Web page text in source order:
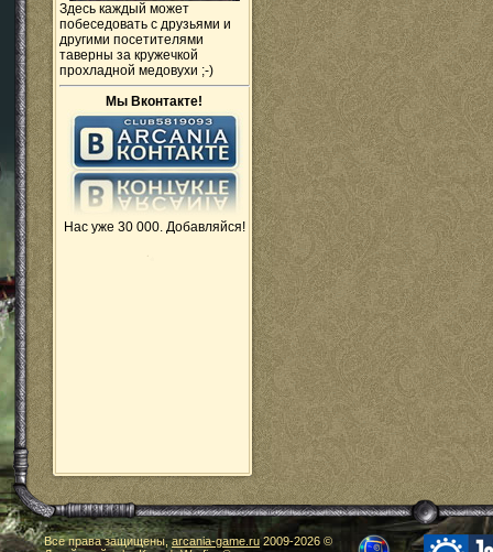
Здесь каждый может
побеседовать с друзьями и
другими посетителями
таверны за кружечкой
прохладной медовухи ;-)
Мы Вконтакте!
Нас уже 30 000. Добавляйся!
Все права защищены,arcania-game.ru2009-2026 ©